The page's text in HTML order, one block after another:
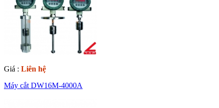
Giá : Liên hệ
Máy cắt DW16M-4000A